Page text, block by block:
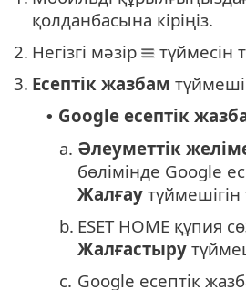
қолданбасына кіріңіз.
2. Негізгі мәзір
түймесін
3. Есептік жазбам
• Google есептік
a. Әлеуметтік
бөлімінде Google
Жалғау түймешігін
b. ESET HOME құпия
Жалғастыру
c. Google есептік